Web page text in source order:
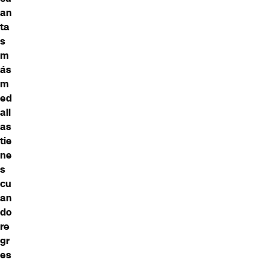
an
ta
s
m
ás
m
ed
all
as
tie
ne
s
cu
an
do
re
gr
es